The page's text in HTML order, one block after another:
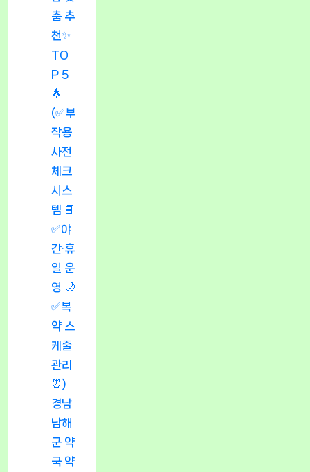
춤 추
천✨
TO
P 5
🌟
(✅부
작용
사전
체크
시스
템 📘
✅야
간·휴
일 운
영 🌙
✅복
약 스
케줄
관리
⏰)
경남
남해
군 약
국 약